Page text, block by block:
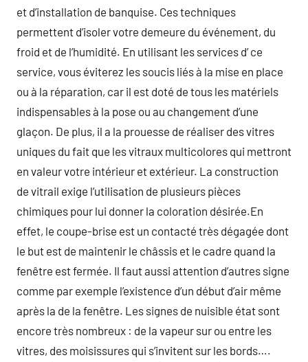
et d’installation de banquise. Ces techniques
permettent d’isoler votre demeure du événement, du
froid et de l’humidité. En utilisant les services d’ ce
service, vous éviterez les soucis liés à la mise en place
ou à la réparation, car il est doté de tous les matériels
indispensables à la pose ou au changement d’une
glaçon. De plus, il a la prouesse de réaliser des vitres
uniques du fait que les vitraux multicolores qui mettront
en valeur votre intérieur et extérieur. La construction
de vitrail exige l’utilisation de plusieurs pièces
chimiques pour lui donner la coloration désirée.En
effet, le coupe-brise est un contacté très dégagée dont
le but est de maintenir le châssis et le cadre quand la
fenêtre est fermée. Il faut aussi attention d’autres signe
comme par exemple l’existence d’un début d’air même
après la de la fenêtre. Les signes de nuisible état sont
encore très nombreux : de la vapeur sur ou entre les
vitres, des moisissures qui s’invitent sur les bords….